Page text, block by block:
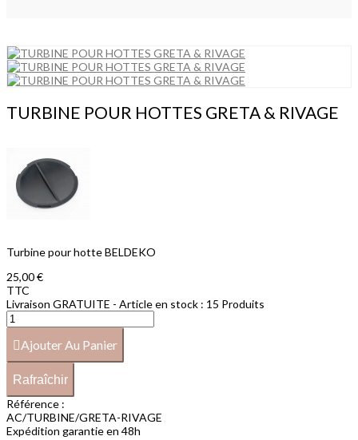
TURBINE POUR HOTTES GRETA & RIVAGE
Turbine pour hotte BELDEKO
25,00 €
TTC
Livraison GRATUITE - Article en stock : 15 Produits
Ajouter Au Panier
Référence :
AC/TURBINE/GRETA-RIVAGE
Expédition garantie en 48h